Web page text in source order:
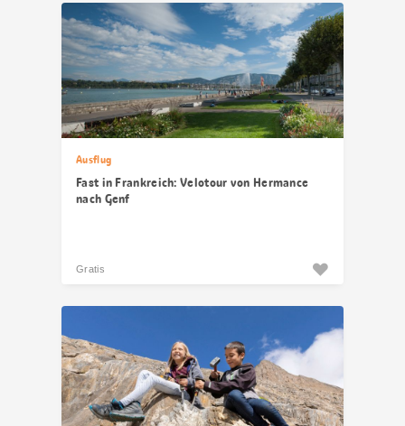
Ausflug
Fast in Frankreich: Velotour von Hermance
nach Genf
Gratis